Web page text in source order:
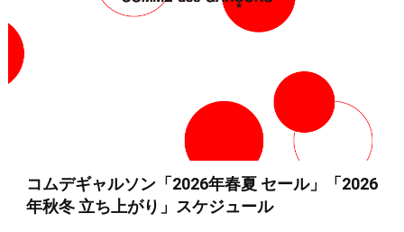
コムデギャルソン「2026年春夏 セール」「2026
年秋冬 立ち上がり」スケジュール